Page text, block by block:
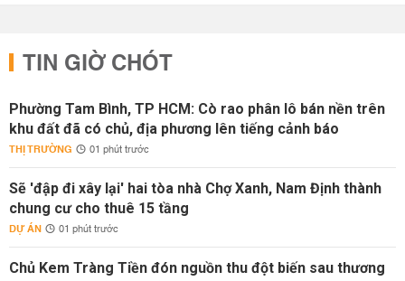
TIN GIỜ CHÓT
Phường Tam Bình, TP HCM: Cò rao phân lô bán nền trên
khu đất đã có chủ, địa phương lên tiếng cảnh báo
THỊ TRƯỜNG 01 phút trước
Sẽ 'đập đi xây lại' hai tòa nhà Chợ Xanh, Nam Định thành
chung cư cho thuê 15 tầng
DỰ ÁN 01 phút trước
Chủ Kem Tràng Tiền đón nguồn thu đột biến sau thương